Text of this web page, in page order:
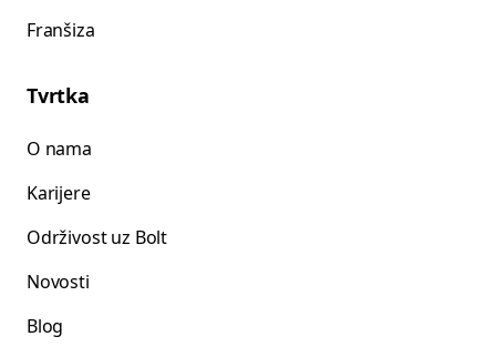
Franšiza
Tvrtka
O nama
Karijere
Održivost uz Bolt
Novosti
Blog